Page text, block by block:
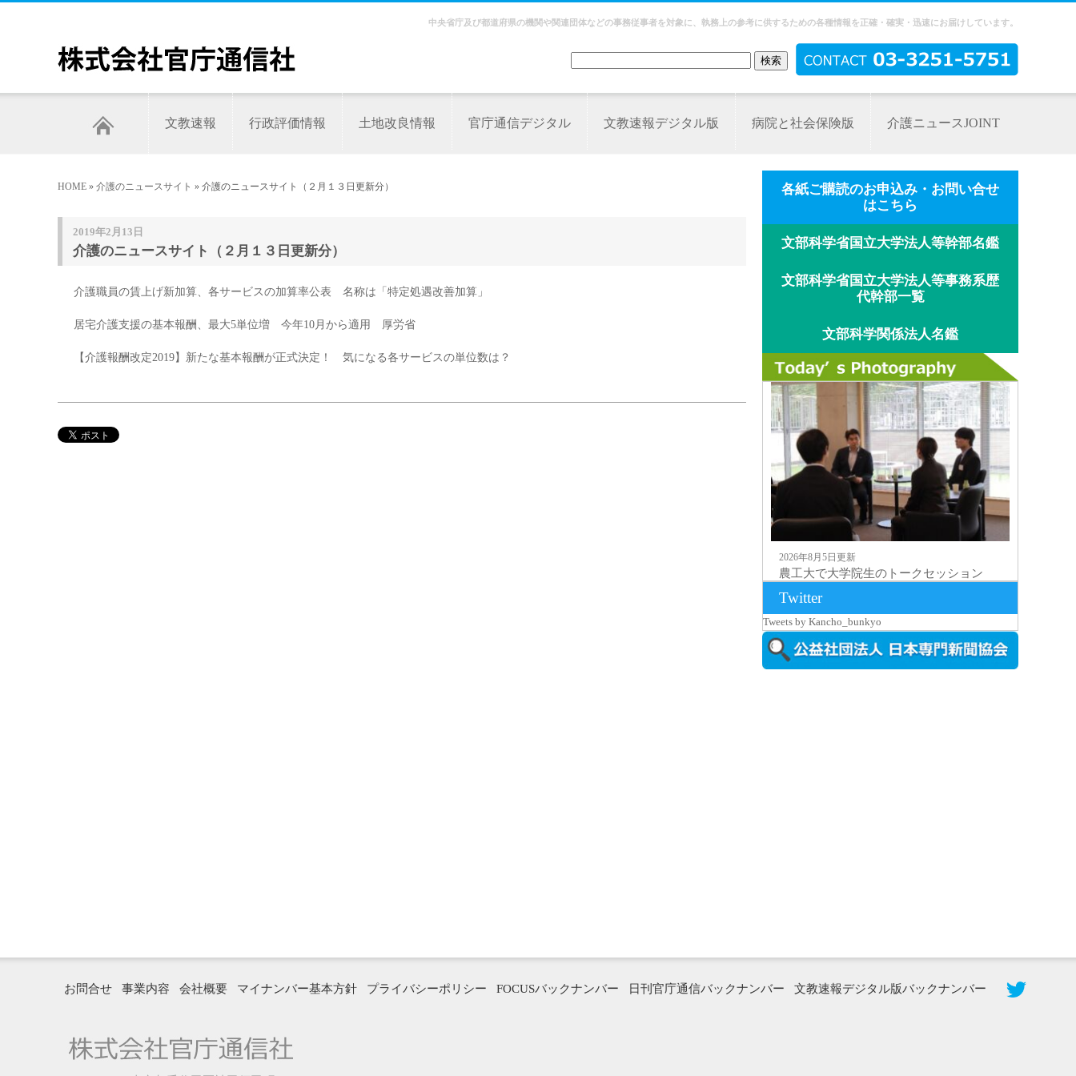
中央省庁及び都道府県の機関や関連団体などの事務従事者を対象に、執務上の参考に供するための各種情報を正確・確実・迅速にお届けしています。
文教速報 行政評価情報 土地改良情報 官庁通信デジタル 文教速報デジタル版 病院と社会保険版 介護ニュースJOINT
HOME » 介護のニュースサイト » 介護のニュースサイト（２月１３日更新分）
2019年2月13日
介護のニュースサイト（２月１３日更新分）
介護職員の賃上げ新加算、各サービスの加算率公表 名称は「特定処遇改善加算」
居宅介護支援の基本報酬、最大5単位増 今年10月から適用 厚労省
【介護報酬改定2019】新たな基本報酬が正式決定！ 気になる各サービスの単位数は？
各紙ご購読のお申込み・お問い合せ
はこちら
文部科学省国立大学法人等幹部名鑑
文部科学省国立大学法人等事務系歴
代幹部一覧
文部科学関係法人名鑑
2026年8月5日更新
農工大で大学院生のトークセッション
Twitter
Tweets by Kancho_bunkyo
お問合せ 事業内容 会社概要 マイナンバー基本方針 プライバシーポリシー FOCUSバックナンバー 日刊官庁通信バックナンバー 文教速報デジタル版バックナンバー